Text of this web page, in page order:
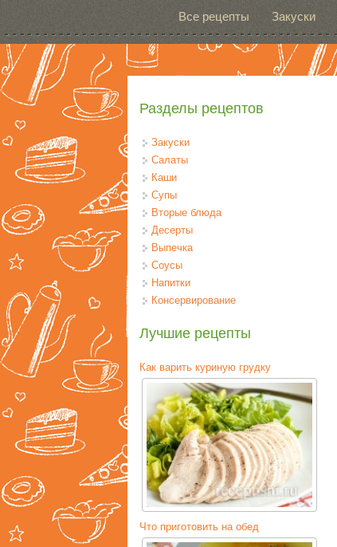
Все рецепты Закуски
Разделы рецептов
Закуски
Салаты
Каши
Супы
Вторые блюда
Десерты
Выпечка
Соусы
Напитки
Консервирование
Лучшие рецепты
Как варить куриную грудку
Что приготовить на обед